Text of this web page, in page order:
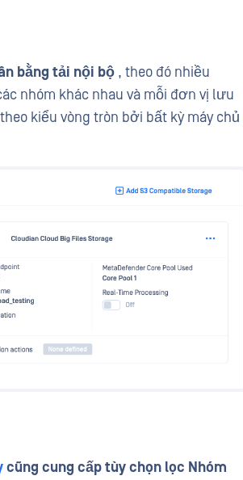
bằng tải nội bộ , theo đó nhiều
nhóm khác nhau và mỗi đơn vị lưu
kiểu vòng tròn bởi bất kỳ máy chủ
cũng cung cấptùy chọn lọc Nhóm